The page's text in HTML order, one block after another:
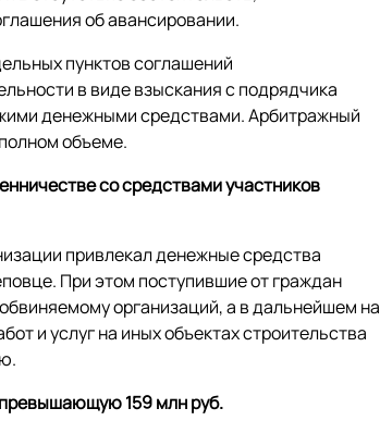
об авансировании.
пунктов соглашений
в виде взыскания с подрядчика
денежными средствами. Арбитражный
объеме.
со средствами участников
привлекал денежные средства
При этом поступившие от граждан
организаций, а в дальнейшем на
и услуг на иных объектах строительства
превышающую 159 млн руб.